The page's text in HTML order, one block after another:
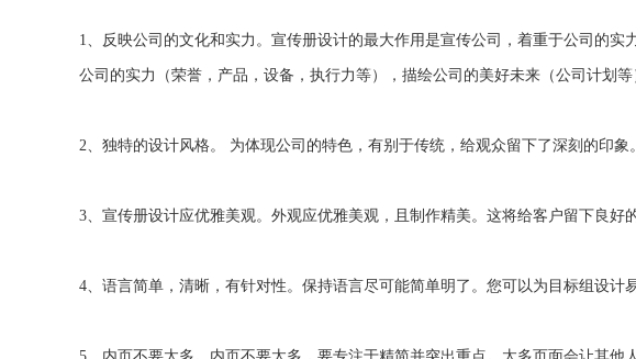
1、反映公司的文化和实力。宣传册设计的最大作用是宣传公司，着重于公司的
公司的实力（荣誉，产品，设备，执行力等），描绘公司的美好未来（公司计划
2、独特的设计风格。 为体现公司的特色，有别于传统，给观众留下了深刻的印象。
3、宣传册设计应优雅美观。外观应优雅美观，且制作精美。这将给客户留下良好
4、语言简单，清晰，有针对性。保持语言尽可能简单明了。您可以为目标组设计